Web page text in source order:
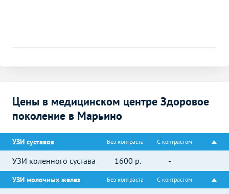
Цены в медицинском центре Здоровое
поколение в Марьино
УЗИ суставов Без контраста С контрастом
УЗИ коленного сустава 1600 р. -
УЗИ молочных желез Без контраста С контрастом